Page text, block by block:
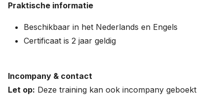
Praktische informatie
Beschikbaar in het Nederlands en Engels
Certificaat is 2 jaar geldig
Incompany & contact
Let op: Deze training kan ook incompany geboekt